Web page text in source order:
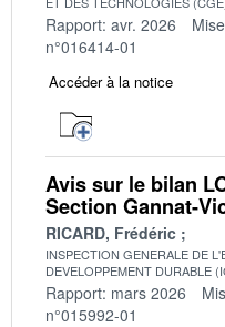
Rapport: avr. 2026
n°016414-01
Accéder à la notice
Avis sur le bilan
Section Gannat-
RICARD, Frédéric
INSPECTION GENERALE DE
DEVELOPPEMENT DURABLE
Rapport: mars 2026
n°015992-01